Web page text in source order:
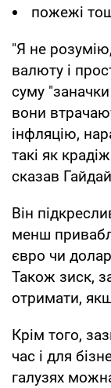
пожежі
"Я не
валюту і
суму
вони
інфляцію,
такі як
сказав
Він
менш
євро чи
Також зиск,
отримати,
Крім того,
час і для
галузях